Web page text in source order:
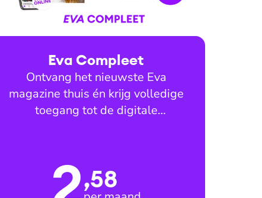
Eva Compleet
Ontvang het nieuwste Eva
magazine thuis én krijg volledige
toegang tot de digitale
,58